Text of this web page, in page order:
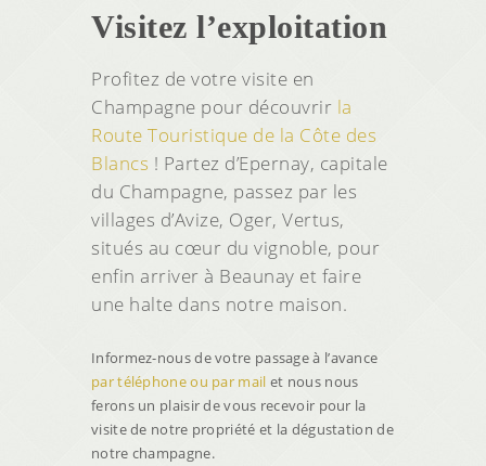
Visitez l’exploitation
Profitez de votre visite en
Champagne pour découvrir la
Route Touristique de la Côte des
Blancs ! Partez d’Epernay, capitale
du Champagne, passez par les
villages d’Avize, Oger, Vertus,
situés au cœur du vignoble, pour
enfin arriver à Beaunay et faire
une halte dans notre maison.
Informez-nous de votre passage à l’avance
par téléphone ou par mail et nous nous
ferons un plaisir de vous recevoir pour la
visite de notre propriété et la dégustation de
notre champagne.